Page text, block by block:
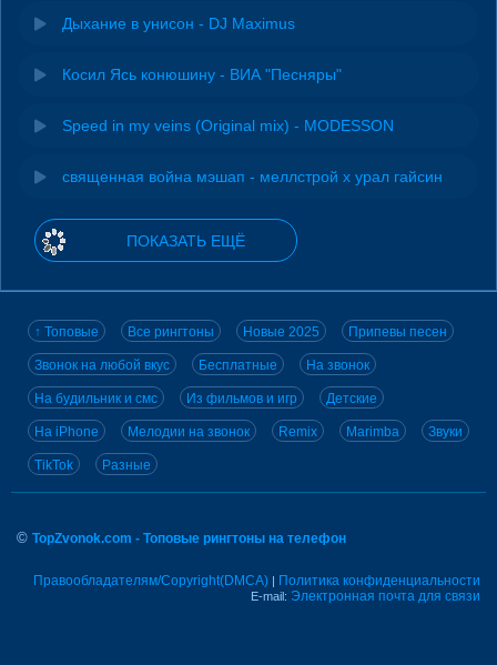
Дыхание в унисон - DJ Maximus
Косил Ясь конюшину - ВИА "Песняры"
Speed in my veins (Original mix) - MODESSON
священная война мэшап - меллстрой х урал гайсин
ПОКАЗАТЬ ЕЩЁ
↑ Топовые Все рингтоны Новые 2025 Припевы песен
Звонок на любой вкус Бесплатные На звонок
На будильник и смс Из фильмов и игр Детские
На iPhone Мелодии на звонок Remix Marimba Звуки
TikTok Разные
© TopZvonok.com - Топовые рингтоны на телефон
Правообладателям/Copyright(DMCA) | Политика конфиденциальности
E-mail: Электронная почта для связи